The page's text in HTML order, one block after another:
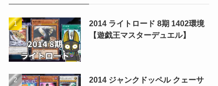
2014 ライトロード 8期 1402環境
【遊戯王マスターデュエル】
2014 ジャンクドッペル クェーサ